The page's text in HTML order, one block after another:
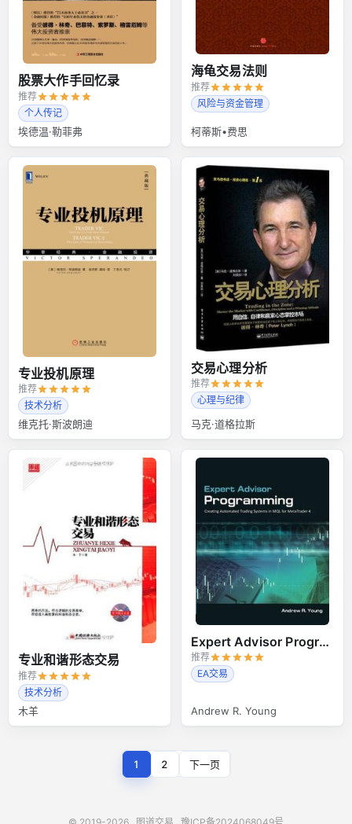
股票大作手回忆录
推荐
个人传记
埃德温·勒菲弗
海龟交易法则
推荐
风险与资金管理
柯蒂斯•费思
专业投机原理
推荐
技术分析
维克托·斯波朗迪
交易心理分析
推荐
心理与纪律
马克·道格拉斯
专业和谐形态交易
推荐
技术分析
木羊
Expert Advisor Programming
推荐
EA交易
Andrew R. Young
1 2 下一页